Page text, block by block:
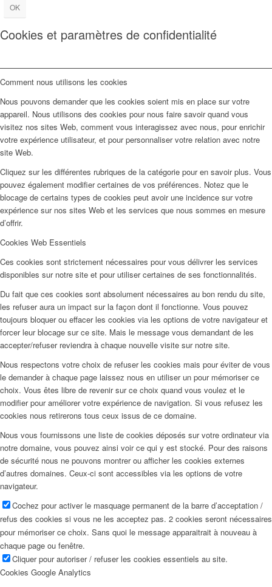
OK
Cookies et paramètres de confidentialité
Comment nous utilisons les cookies
Nous pouvons demander que les cookies soient mis en place sur votre
appareil. Nous utilisons des cookies pour nous faire savoir quand vous
visitez nos sites Web, comment vous interagissez avec nous, pour enrichir
votre expérience utilisateur, et pour personnaliser votre relation avec notre
site Web.
Cliquez sur les différentes rubriques de la catégorie pour en savoir plus. Vous
pouvez également modifier certaines de vos préférences. Notez que le
blocage de certains types de cookies peut avoir une incidence sur votre
expérience sur nos sites Web et les services que nous sommes en mesure
d’offrir.
Cookies Web Essentiels
Ces cookies sont strictement nécessaires pour vous délivrer les services
disponibles sur notre site et pour utiliser certaines de ses fonctionnalités.
Du fait que ces cookies sont absolument nécessaires au bon rendu du site,
les refuser aura un impact sur la façon dont il fonctionne. Vous pouvez
toujours bloquer ou effacer les cookies via les options de votre navigateur et
forcer leur blocage sur ce site. Mais le message vous demandant de les
accepter/refuser reviendra à chaque nouvelle visite sur notre site.
Nous respectons votre choix de refuser les cookies mais pour éviter de vous
le demander à chaque page laissez nous en utiliser un pour mémoriser ce
choix. Vous êtes libre de revenir sur ce choix quand vous voulez et le
modifier pour améliorer votre expérience de navigation. Si vous refusez les
cookies nous retirerons tous ceux issus de ce domaine.
Nous vous fournissons une liste de cookies déposés sur votre ordinateur via
notre domaine, vous pouvez ainsi voir ce qui y est stocké. Pour des raisons
de sécurité nous ne pouvons montrer ou afficher les cookies externes
d’autres domaines. Ceux-ci sont accessibles via les options de votre
navigateur.
Cochez pour activer le masquage permanent de la barre d’acceptation /
refus des cookies si vous ne les acceptez pas. 2 cookies seront nécessaires
pour mémoriser ce choix. Sans quoi le message apparaitrait à nouveau à
chaque page ou fenêtre.
Cliquer pour autoriser / refuser les cookies essentiels au site.
Cookies Google Analytics